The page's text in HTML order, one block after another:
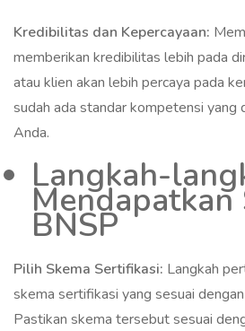
Kredibilitas dan Kepercayaan:
memberikan kredibilitas lebih pada
atau klien akan lebih percaya pada
sudah ada standar kompetensi yang
Anda.
Langkah-
BNSP
Pilih Skema Sertifikasi: Langkah
skema sertifikasi yang sesuai
Pastikan skema tersebut sesuai